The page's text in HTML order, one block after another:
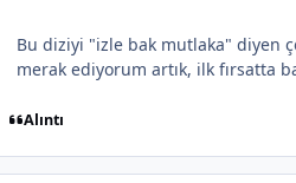
Bu diziyi "izle bak mutlaka" diyen
merak ediyorum artık, ilk fırsatta
Alıntı